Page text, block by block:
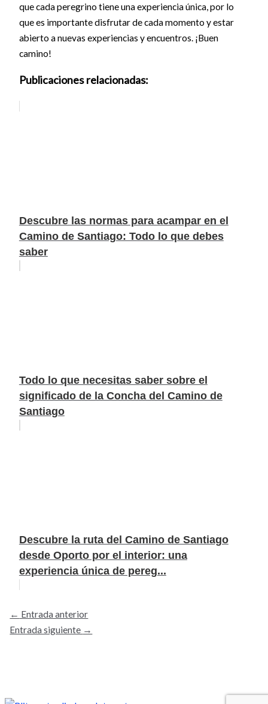
que cada peregrino tiene una experiencia única, por lo
que es importante disfrutar de cada momento y estar
abierto a nuevas experiencias y encuentros. ¡Buen
camino!
Publicaciones relacionadas:
Descubre las normas para acampar en el
Camino de Santiago: Todo lo que debes
saber
Todo lo que necesitas saber sobre el
significado de la Concha del Camino de
Santiago
Descubre la ruta del Camino de Santiago
desde Oporto por el interior: una
experiencia única de pereg...
← Entrada anterior
Entrada siguiente →